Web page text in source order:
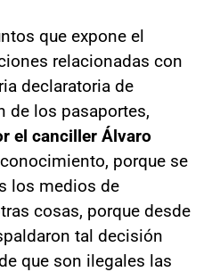
que expone el
relacionadas con
declaratoria de
de los pasaportes,
el canciller Álvaro
porque se
los medios de
cosas, porque desde
tal decisión
que son ilegales las